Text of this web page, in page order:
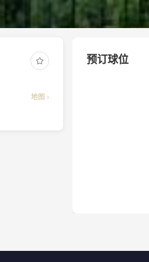
地图 ›
预订球位